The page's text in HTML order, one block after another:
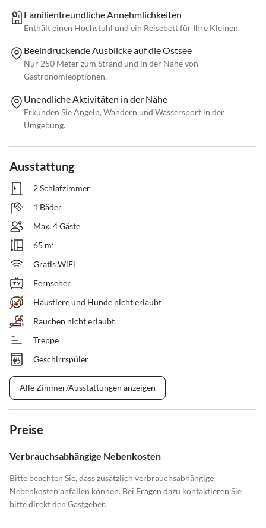
Familienfreundliche Annehmlichkeiten
Enthält einen Hochstuhl und ein Reisebett für Ihre Kleinen.
Beeindruckende Ausblicke auf die Ostsee
Nur 250 Meter zum Strand und in der Nähe von
Gastronomieoptionen.
Unendliche Aktivitäten in der Nähe
Erkunden Sie Angeln, Wandern und Wassersport in der
Umgebung.
Ausstattung
2 Schlafzimmer
1 Bäder
Max. 4 Gäste
65 m²
Gratis WiFi
Fernseher
Haustiere und Hunde nicht erlaubt
Rauchen nicht erlaubt
Treppe
Geschirrspüler
Alle Zimmer/Ausstattungen anzeigen
Preise
Verbrauchsabhängige Nebenkosten
Bitte beachten Sie, dass zusätzlich verbrauchsabhängige
Nebenkosten anfallen können. Bei Fragen dazu kontaktieren Sie
bitte direkt den Gastgeber.